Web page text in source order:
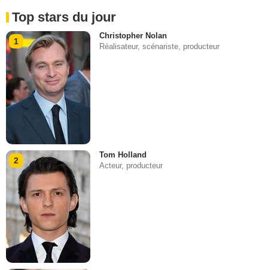
Top stars du jour
1
Christopher Nolan
Réalisateur, scénariste, producteur
2
Tom Holland
Acteur, producteur